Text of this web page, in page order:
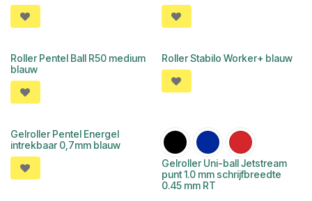
Roller Pentel Ball R50 medium
blauw
Roller Stabilo Worker+ blauw
Gelroller Pentel Energel
intrekbaar 0,7mm blauw
Gelroller Uni-ball Jetstream
punt 1.0 mm schrijfbreedte
0.45 mm RT